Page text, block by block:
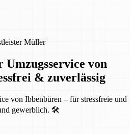
Müller
Umzugsservice von
& zuverlässig
von Ibbenbüren – für stressfreie und
gewerblich. 🛠️